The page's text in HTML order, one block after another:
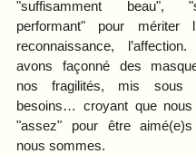
"suffisamment beau",
performant" pour mériter
reconnaissance,
avons façonné des
nos fragilités, mis sous
besoins… croyant que nous
"assez" pour être
nous sommes.